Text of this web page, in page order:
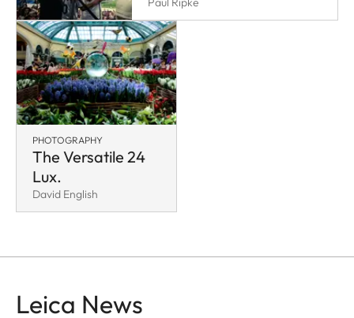
PHOTOGRAPHY
The Versatile 24
Lux.
David English
Leica News